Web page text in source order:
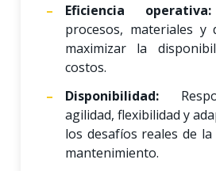
Eficiencia operativa:
procesos, materiales y
maximizar la
costos.
Disponibilidad:
agilidad, flexibilidad y
los desafíos reales de
mantenimiento.